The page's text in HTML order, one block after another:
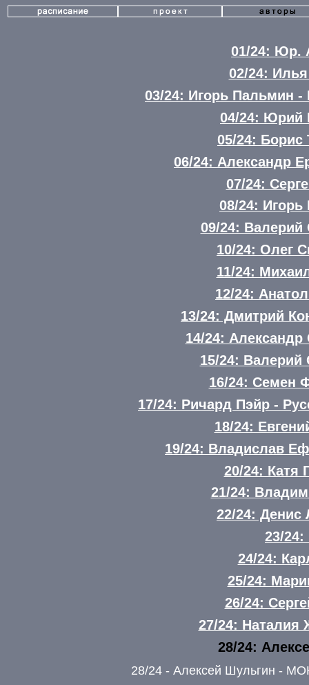
01/24: Юр.
02/24:
03/24: Игорь Пальмин
04/24: Юрий
05/24:
06/24: Александр
07/24:
08/24:
09/24:
10/24: Олег
11/24:
12/24:
13/24: Дмитрий
14/24:
15/24: Валерий
16/24: Семен
17/24: Ричард Пэйр -
18/24:
19/24: Владислав
20/24: Катя
21/24:
22/24: Денис
23/
24/24:
25/24:
26/24:
27/24:
28/24:
28/24 - Алексей Шульгин -